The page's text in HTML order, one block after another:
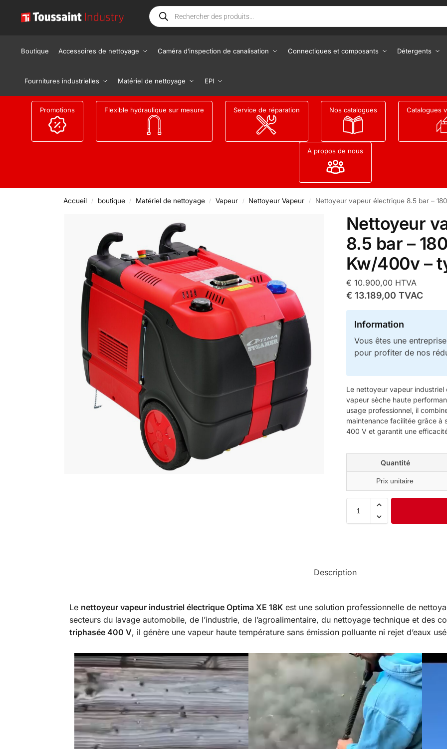
Boutique Accessoires de nettoyage Caméra d’inspection de canalisation Connectiques et composants Détergents
Fournitures industrielles Matériel de nettoyage EPI
Promotions Flexible hydraulique sur mesure Service de réparation Nos catalogues Catalogues
A propos de nous
Accueil / boutique / Matériel de nettoyage / Vapeur / Nettoyeur Vapeur / Nettoyeur vapeur électrique 8.5 bar –
Nettoyeur
8.5 bar –
Kw/400v –
€ 10.900,00 HTVA
€ 13.189,00 TVAC
Information
Vous êtes une
pour profiter de nos
Le nettoyeur vapeur
vapeur sèche haute
usage professionnel, il
maintenance facilitée grâce à
400 V et garantit une
Quantité
Prix unitaire
Description
Le nettoyeur vapeur industriel électrique Optima XE 18Kest une solution professionnelle de
secteurs du lavage automobile, de l’industrie, de l’agroalimentaire, du nettoyage technique et des
triphasée 400 V, il génère une vapeur haute température sans émission polluante ni rejet d’eaux